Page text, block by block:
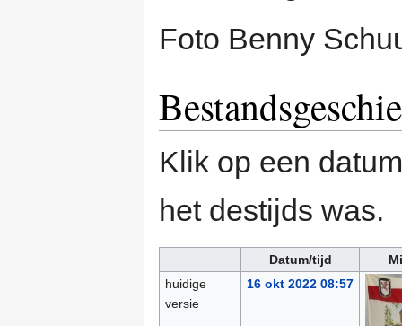
Foto Benny
Klik op een
het destijds was.
Datum/tijd
huidige
versie
16 okt 2022 08:57